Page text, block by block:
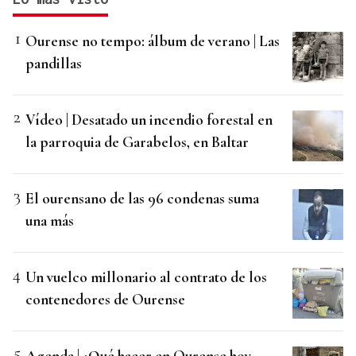
Ourense no tempo: álbum de verano | Las
pandillas
Vídeo | Desatado un incendio forestal en
la parroquia de Garabelos, en Baltar
El ourensano de las 96 condenas suma
una más
Un vuelco millonario al contrato de los
contenedores de Ourense